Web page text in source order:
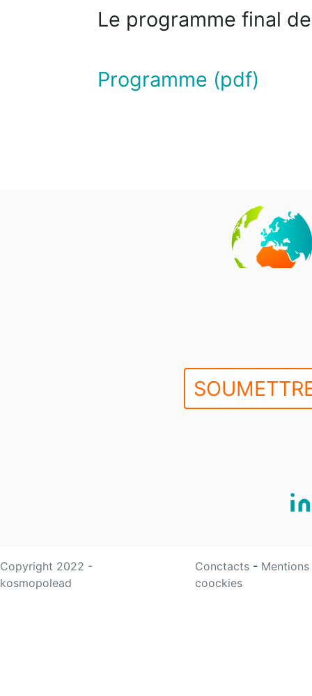
Le programme final
Programme (pdf)
Copyright 2022 -
kosmopolead
Conctacts -
coockies